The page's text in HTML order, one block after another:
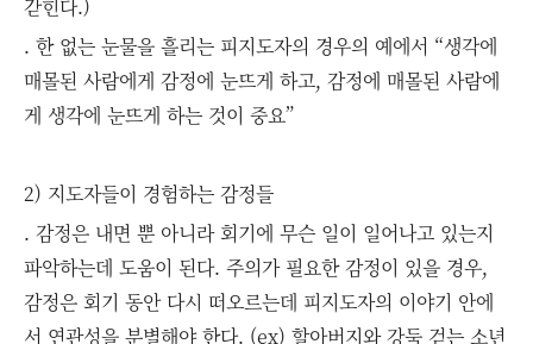
갇힌다.)
. 한 없는 눈물을 흘리는 피지도자의 경우의 예에서 “생각에
매몰된 사람에게 감정에 눈뜨게 하고, 감정에 매몰된 사람에
게 생각에 눈뜨게 하는 것이 중요”
2) 지도자들이 경험하는 감정들
. 감정은 내면 뿐 아니라 회기에 무슨 일이 일어나고 있는지
파악하는데 도움이 된다. 주의가 필요한 감정이 있을 경우,
감정은 회기 동안 다시 떠오르는데 피지도자의 이야기 안에
서 연관성을 분별해야 한다. (ex) 할아버지와 강둑 걷는 소년